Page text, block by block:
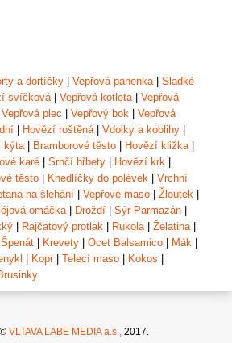
a dortíčky Vepřová panenka| Sladké
svíčková| Vepřová kotleta| Vepřová
Vepřová plec Vepřový bok
Vepřová
Hovězí roštěná| Vdolky a koblihy
kýta| Bramborové těsto Hovězí kližka|
karé Srnčí hřbety Hovězí krk
těsto Knedlíčky do polévek
Vrchní
na šlehání Vepřové maso Žloutek
omáčka| Droždí Sýr Parmazán
Rajčatový protlak Rukola| Želatina|
Špenát Krevety Ocet Balsamico Mák
Kopr| Telecí maso Kokos
VLTAVA LABE MEDIA a.s., 2017.